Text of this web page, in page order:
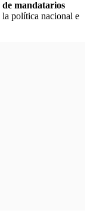
de mandatarios
la política nacional e